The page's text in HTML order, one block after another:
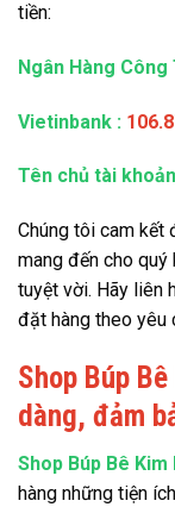
tiền:
Ngân Hàng
Vietinbank :
Tên chủ tài
Chúng tôi cam kết
mang đến cho quý
tuyệt vời. Hãy liên
đặt hàng theo yêu
Shop Búp
dàng, đảm
Shop Búp Bê Kim
hàng những tiện